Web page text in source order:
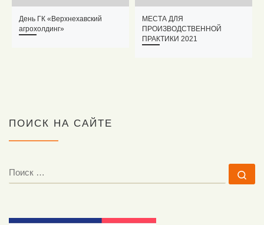
День ГК «Верхнехавский
агрохолдинг»
МЕСТА ДЛЯ
ПРОИЗВОДСТВЕННОЙ
ПРАКТИКИ 2021
ПОИСК НА САЙТЕ
ПОИСК